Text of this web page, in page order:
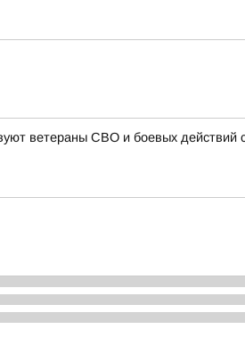
ветераны СВО и боевых действий